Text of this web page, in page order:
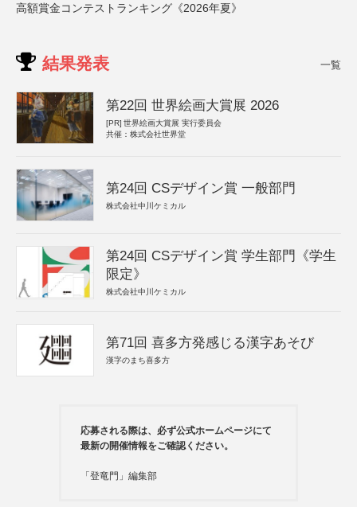
高額賞金コンテストランキング《2026年夏》
結果発表 一覧
第22回 世界絵画大賞展 2026
[PR] 世界絵画大賞展 実行委員会
共催：株式会社世界堂
第24回 CSデザイン賞 一般部門
株式会社中川ケミカル
第24回 CSデザイン賞 学生部門《学生
限定》
株式会社中川ケミカル
第71回 喜多方発感じる漢字あそび
漢字のまち喜多方
応募される際は、必ず公式ホームページにて
最新の開催情報をご確認ください。
「登竜門」編集部